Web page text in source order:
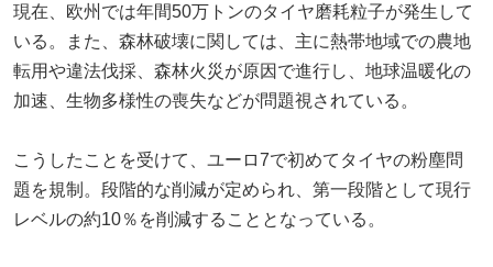
現在、欧州では年間50万トンのタイヤ磨耗粒子が発生して
いる。また、森林破壊に関しては、主に熱帯地域での農地
転用や違法伐採、森林火災が原因で進行し、地球温暖化の
加速、生物多様性の喪失などが問題視されている。
こうしたことを受けて、ユーロ7で初めてタイヤの粉塵問
題を規制。段階的な削減が定められ、第一段階として現行
レベルの約10％を削減することとなっている。